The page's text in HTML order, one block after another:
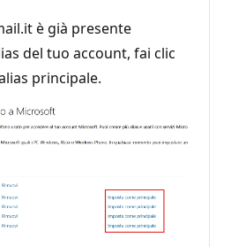
è già presente
del tuo account, fai clic
principale.